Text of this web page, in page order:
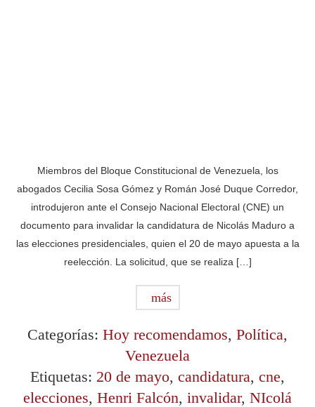
Miembros del Bloque Constitucional de Venezuela, los
abogados Cecilia Sosa Gómez y Román José Duque Corredor,
introdujeron ante el Consejo Nacional Electoral (CNE) un
documento para invalidar la candidatura de Nicolás Maduro a
las elecciones presidenciales, quien el 20 de mayo apuesta a la
reelección. La solicitud, que se realiza […]
más
Categorías: Hoy recomendamos, Política,
Venezuela
Etiquetas: 20 de mayo, candidatura, cne,
elecciones, Henri Falcón, invalidar, NIcolá